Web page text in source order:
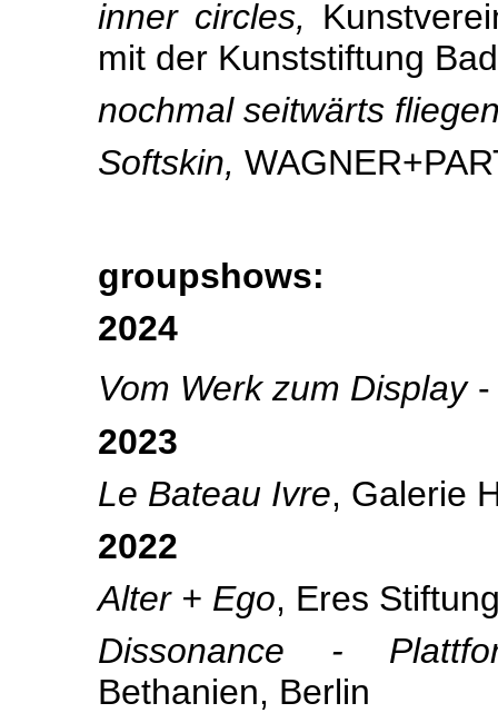
inner circles,
mit der Kunststiftung
nochmal seitwärts
Softskin,
groupshows:
2024
Vom Werk zum Display
2023
Le Bateau Ivre, Galerie
2022
Alter + Ego, Eres
Dissonance -
Bethanien, Berlin